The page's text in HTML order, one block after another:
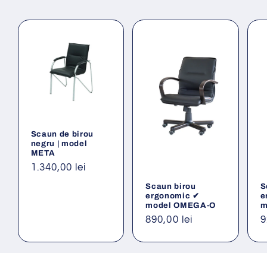
Scaun de birou
negru | model
META
Preț
1.340,00 lei
Scaun birou
ergonomic ✔
model OMEGA-O
Preț
890,00 lei